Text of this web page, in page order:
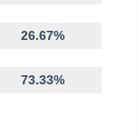
26.67%
73.33%